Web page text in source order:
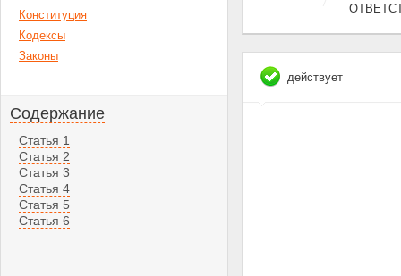
Конституция
Кодексы
Законы
Содержание
Статья 1
Статья 2
Статья 3
Статья 4
Статья 5
Статья 6
действует